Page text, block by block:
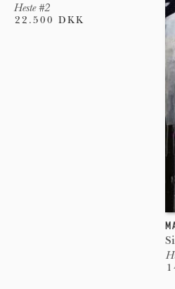
Heste #2
22.500 DKK